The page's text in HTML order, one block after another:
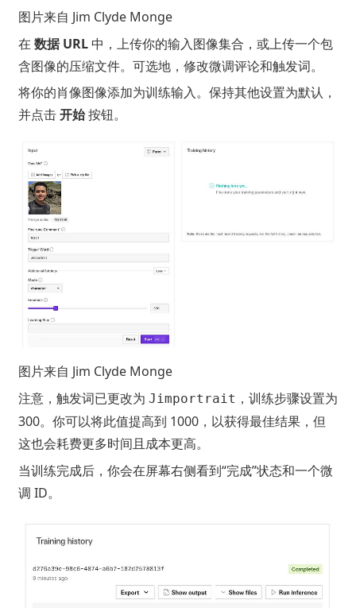
图片来自 Jim Clyde Monge
在 数据 URL 中，上传你的输入图像集合，或上传一个包
含图像的压缩文件。可选地，修改微调评论和触发词。
将你的肖像图像添加为训练输入。保持其他设置为默认，
并点击开始按钮。
图片来自 Jim Clyde Monge
注意，触发词已更改为 Jimportrait ，训练步骤设置为
300。你可以将此值提高到 1000，以获得最佳结果，但
这也会耗费更多时间且成本更高。
当训练完成后，你会在屏幕右侧看到“完成”状态和一个微
调 ID。